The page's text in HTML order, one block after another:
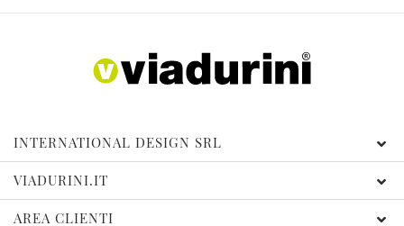
INTERNATIONAL DESIGN SRL
VIADURINI.IT
AREA CLIENTI